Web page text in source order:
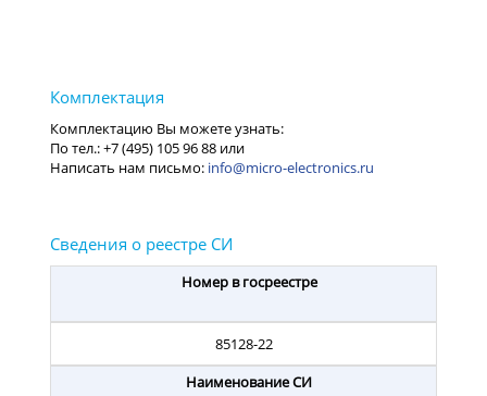
info@micro-electronics.ru
Номер в госреестре
85128-22
Наименование СИ